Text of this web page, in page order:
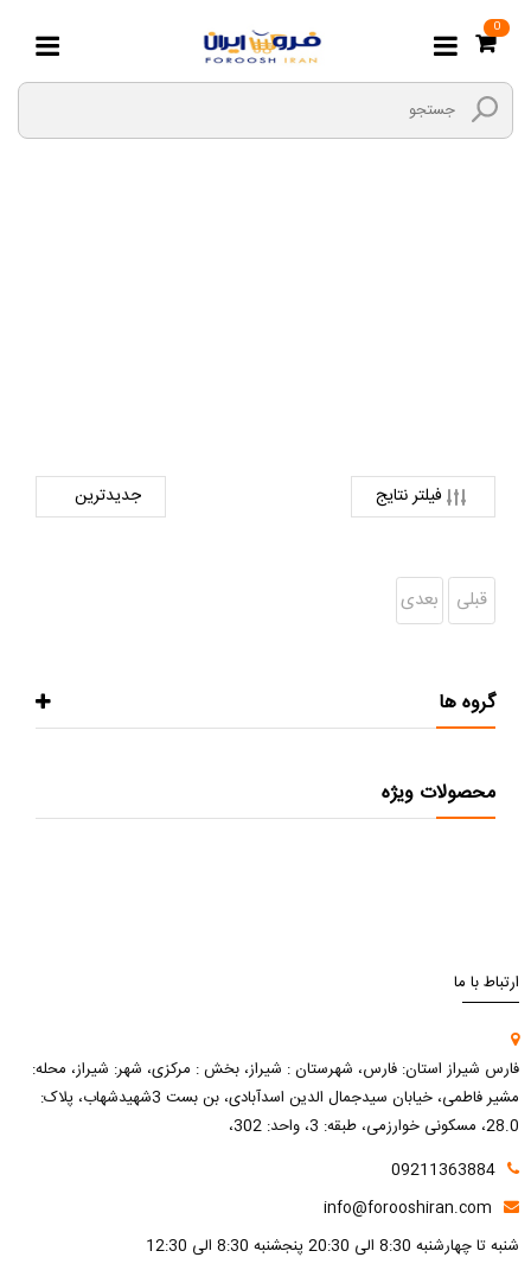
0
فیلتر نتایج
قبلی بعدی
گروه ها
محصولات ویژه
ارتباط با ما
فارس شیراز استان: فارس، شهرستان : شیراز، بخش : مرکزی، شهر: شیراز، محله:
مشیر فاطمی، خیابان سیدجمال الدین اسدآبادی، بن بست 3شهیدشهاب، پلاک:
28.0، مسکونی خوارزمی، طبقه: 3، واحد: 302،
09211363884
info@forooshiran.com
شنبه تا چهارشنبه 8:30 الی 20:30 پنجشنبه 8:30 الی 12:30